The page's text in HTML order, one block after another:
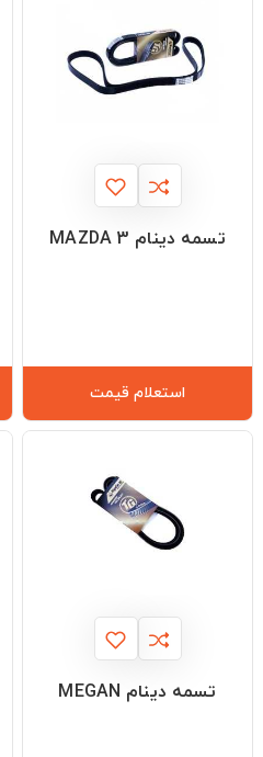
تسمه دینام MAZDA 3
استعلام قیمت
تسمه دینام MEGAN